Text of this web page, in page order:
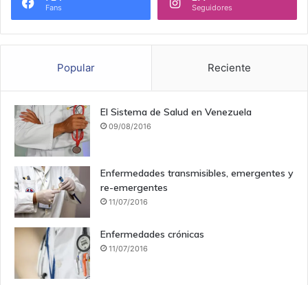
Fans Seguidores
Popular Reciente
El Sistema de Salud en Venezuela
09/08/2016
Enfermedades transmisibles, emergentes y
re-emergentes
11/07/2016
Enfermedades crónicas
11/07/2016